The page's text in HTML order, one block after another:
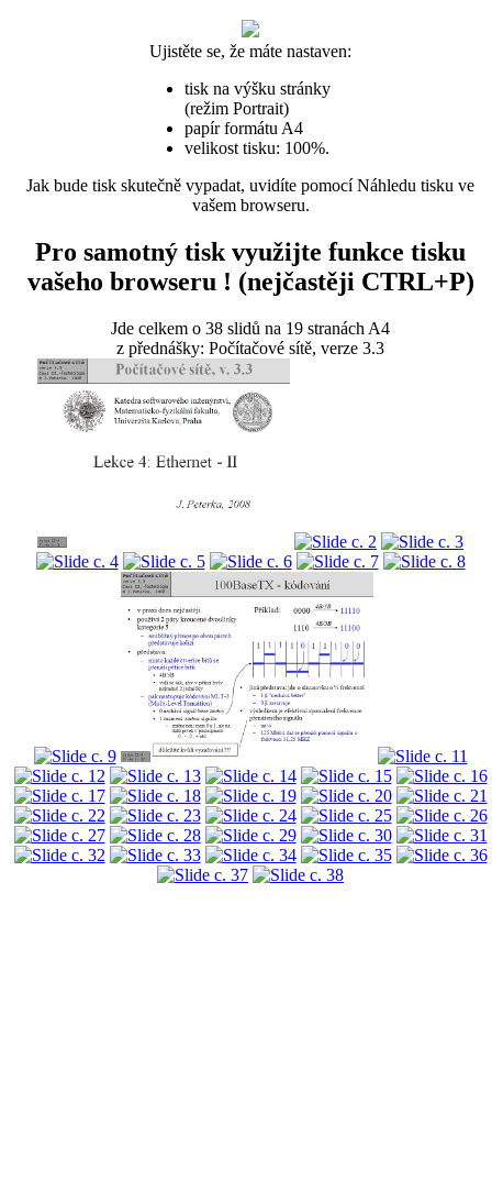
Ujistěte se, že máte nastaven:
tisk na výšku stránky
(režim Portrait)
papír formátu A4
velikost tisku: 100%.
Jak bude tisk skutečně vypadat, uvidíte pomocí Náhledu tisku ve
vašem browseru.
Pro samotný tisk využijte funkce tisku
vašeho browseru ! (nejčastěji CTRL+P)
Jde celkem o 38 slidů na 19 stranách A4
z přednášky: Počítačové sítě, verze 3.3